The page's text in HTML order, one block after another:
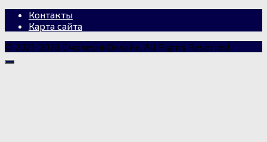
Контакты
Карта сайта
© 2021-2026 СмолеснкОнлайн, All Rights Reserved